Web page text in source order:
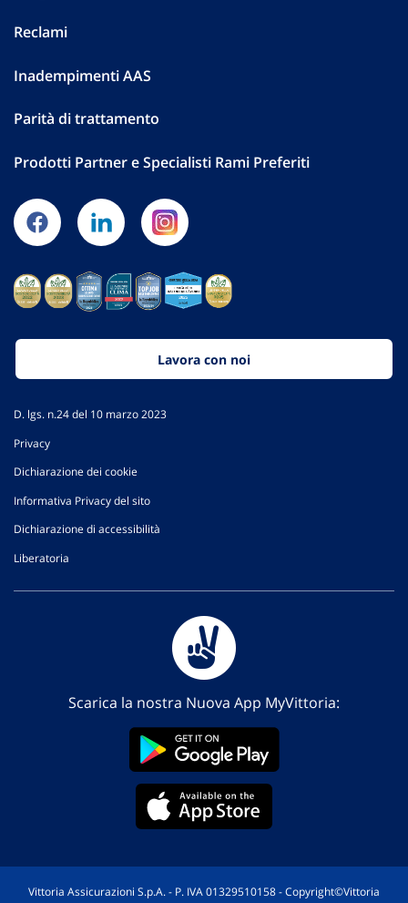
Reclami
Inadempimenti AAS
Parità di trattamento
Prodotti Partner e Specialisti Rami Preferiti
Lavora con noi
D. lgs. n.24 del 10 marzo 2023
Privacy
Dichiarazione dei cookie
Informativa Privacy del sito
Dichiarazione di accessibilità
Liberatoria
Scarica la nostra Nuova App MyVittoria:
Vittoria Assicurazioni S.p.A. - P. IVA 01329510158 - Copyright©Vittoria